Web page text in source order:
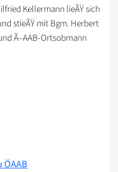
Kellermann lieÃŸ sich
stieÃŸ mit Bgm. Herbert
Ã–AAB-Ortsobmann
ÖAAB